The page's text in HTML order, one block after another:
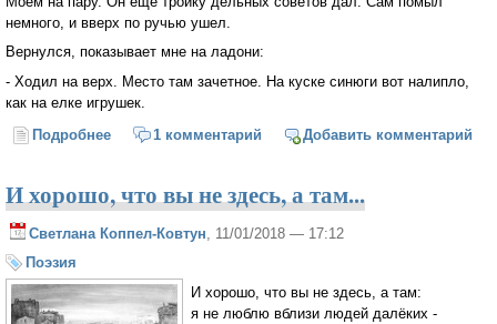
немного, и вверх по ручью ушел.
Вернулся, показывает мне на ладони:
- Ходил на верх. Место там зачетное. На куске синюги вот налипло,
как на елке игрушек.
Подробнее о Воск юности
1 комментарий Добавить комментарий
И хорошо, что вы не здесь, а там...
Светлана Коппел-Ковтун , 11/01/2018 — 17:12
Поэзия
И хорошо, что вы не здесь, а там:
я не люблю вблизи людей далёких -